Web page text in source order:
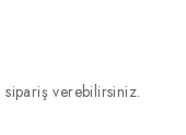
sipariş verebilirsiniz.